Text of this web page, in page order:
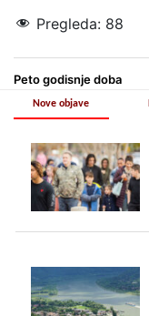
Pregleda: 88
Peto godisnje doba
Nove objave